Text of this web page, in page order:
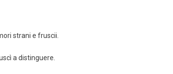
strani e fruscii.
a distinguere.